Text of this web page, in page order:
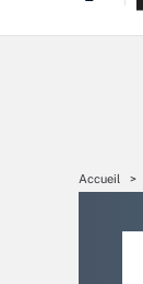
Accueil